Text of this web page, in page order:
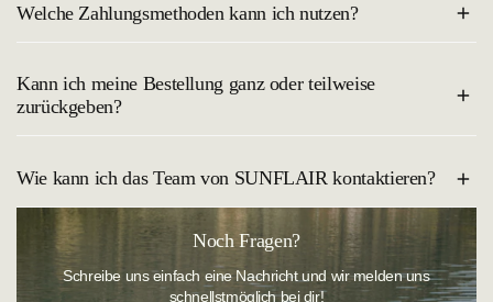
Noch Fragen?
Schreibe uns einfach eine Nachricht und wir melden uns
schnellstmöglich bei dir!
Werktage. Du erhältst eine Trackingnummer, sobald deine Bestellung
unterwegs ist.
Welche Zahlungsmethoden kann ich nutzen?
Bezahlmethoden, wie Kreditkarte, PayPal, Klarna Rechnung oder
Apple Pay bezahlen.
Kann ich meine Bestellung ganz oder teilweise
zurückgeben?
zurückschicken. In unserem Onlineshop besteht ein14-tägiges
Rückgaberecht. Die Widerrufsfrist beginnt an dem Tag, an dem du
die Ware erhalten hast.
Wie kann ich das Team von SUNFLAIR kontaktieren?
Sie erreichen unseren Kundenservicewie folgt:
Telefonisch:+49 (0)921 884-0